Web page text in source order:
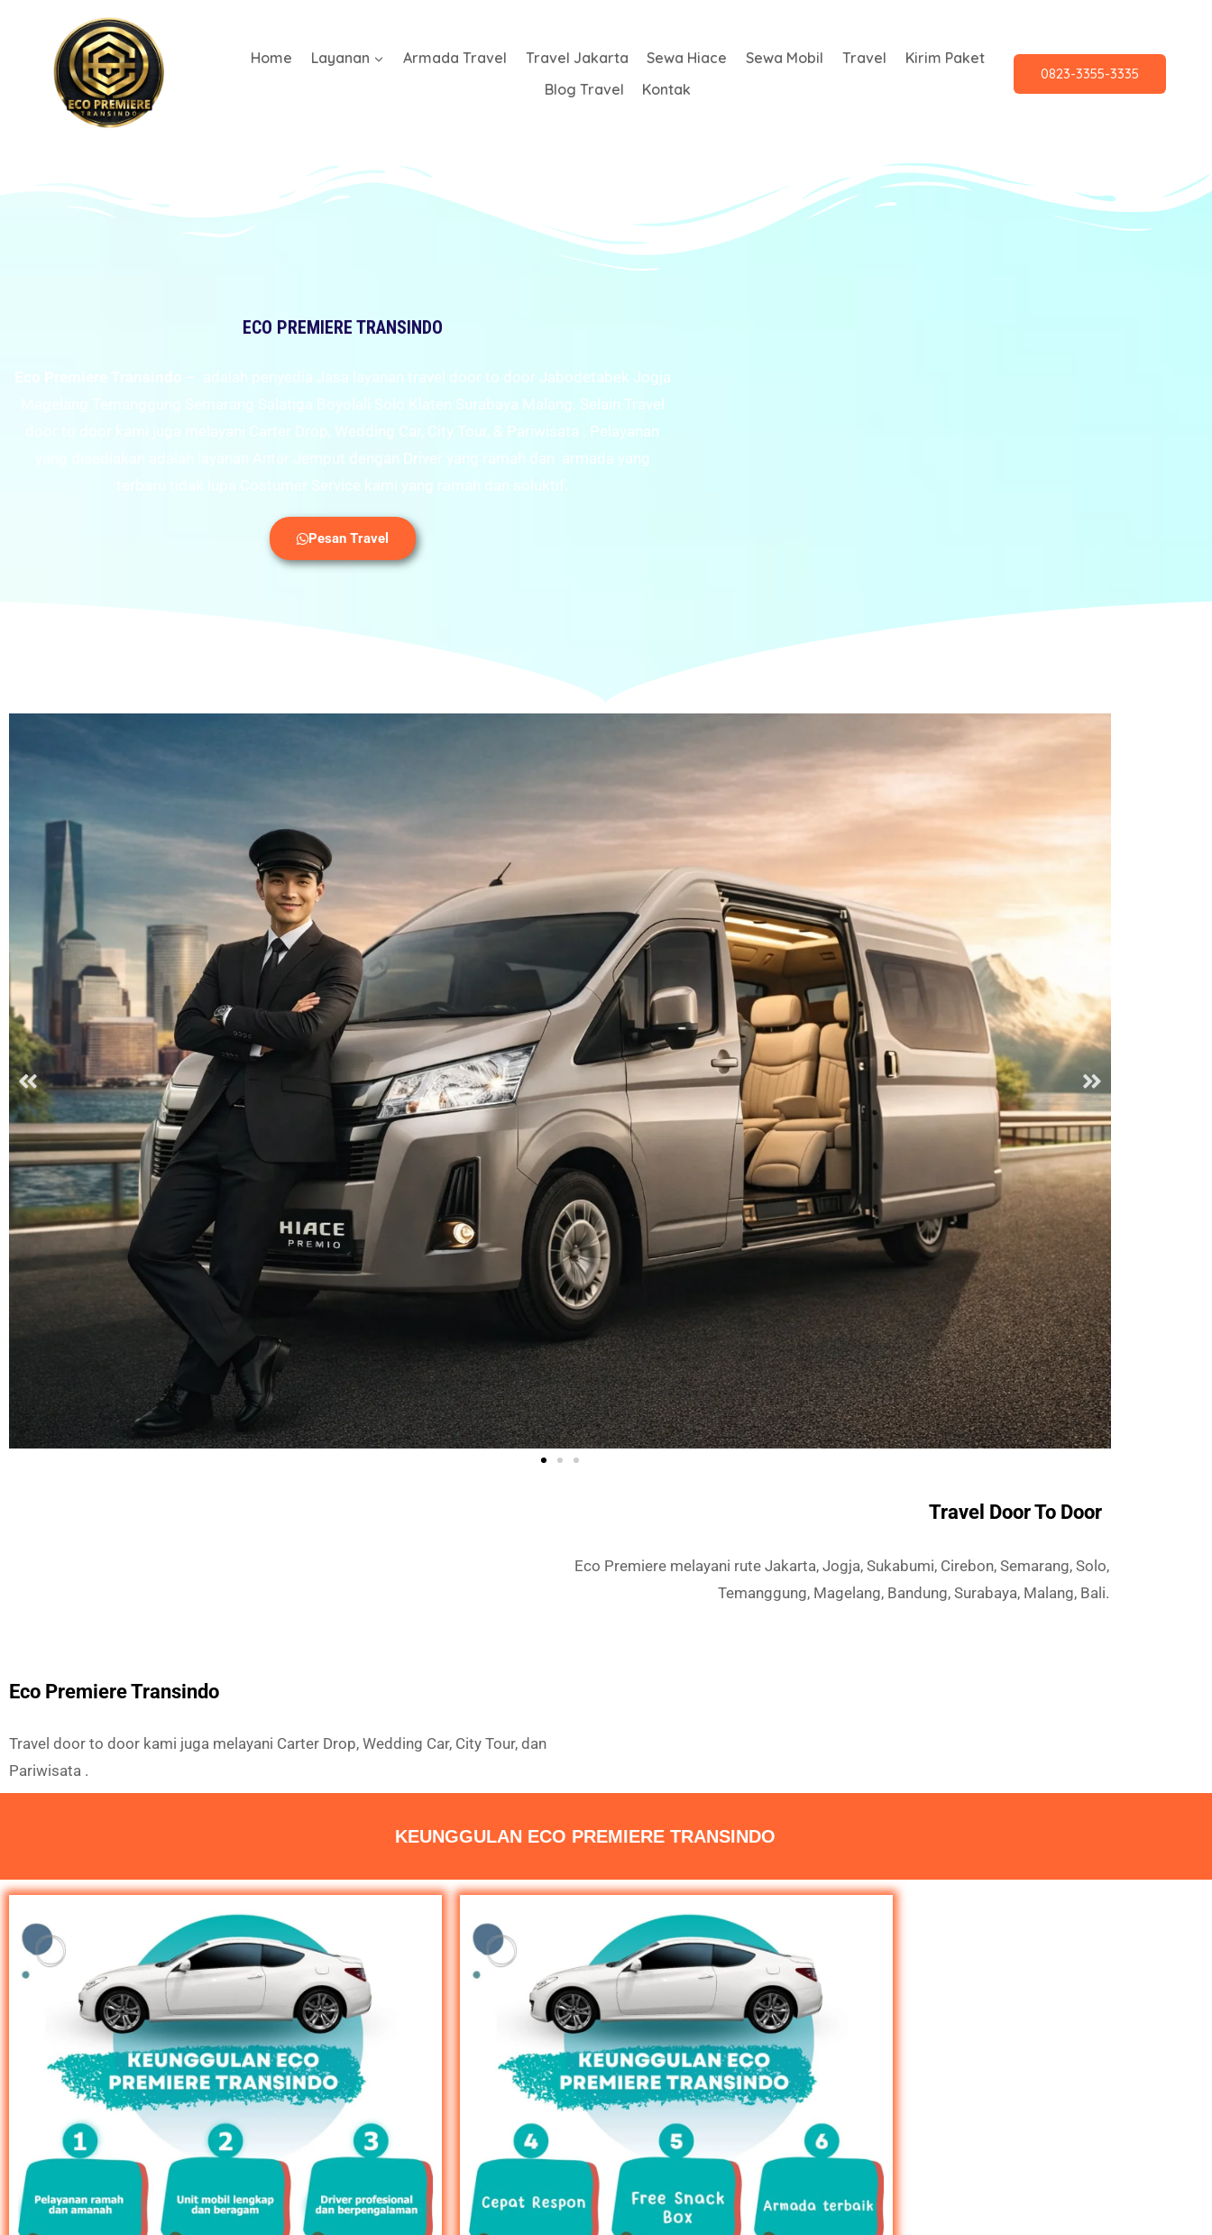
Home Layanan Armada Travel Travel Jakarta Sewa Hiace Sewa Mobil Travel
Kirim Paket
Blog Travel
Kontak
0823-3355-3335
ECO PREMIERE TRANSINDO
Eco Premiere Transindo – adalah penyedia Jasa layanan travel door to door Jabodetabek Jogja
Magelang Temanggung Semarang Salatiga Boyolali Solo Klaten Surabaya Malang. Selain Travel
door to door kami juga melayani Carter Drop, Wedding Car, City Tour, & Pariwisata . Pelayanan
yang disediakan adalah layanan Antar Jemput dengan Driver yang ramah dan armada yang
terbaru tidak lupa Costumer Service kami yang ramah dan soluktif.
Pesan Travel
Travel Door To Door
Eco Premiere melayani rute Jakarta, Jogja, Sukabumi, Cirebon, Semarang, Solo,
Temanggung, Magelang, Bandung, Surabaya, Malang, Bali.
Eco Premiere Transindo
Travel door to door kami juga melayani Carter Drop, Wedding Car, City Tour, dan
Pariwisata .
KEUNGGULAN ECO PREMIERE TRANSINDO